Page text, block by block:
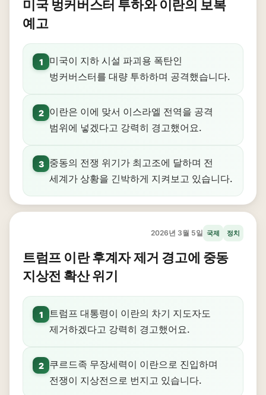
미국 벙커버스터 투하와 이란의 보복
예고
1
미국이 지하 시설 파괴용 폭탄인
벙커버스터를 대량 투하하며 공격했습니다.
2
이란은 이에 맞서 이스라엘 전역을 공격
범위에 넣겠다고 강력히 경고했어요.
3
중동의 전쟁 위기가 최고조에 달하며 전
세계가 상황을 긴박하게 지켜보고 있습니다.
2026년 3월 5일 국제 정치
트럼프 이란 후계자 제거 경고에 중동
지상전 확산 위기
1
트럼프 대통령이 이란의 차기 지도자도
제거하겠다고 강력히 경고했어요.
2
쿠르드족 무장세력이 이란으로 진입하며
전쟁이 지상전으로 번지고 있습니다.